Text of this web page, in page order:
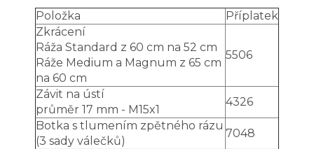
Položka
Příplatek
Zkrácení
Ráža Standard z 60 cm na 52 cm
Ráže Medium a Magnum z 65 cm
na 60 cm
5506
Závit na ústí
průměr 17 mm - M15x1
4326
Botka s tlumením zpětného rázu
(3 sady válečků)
7048